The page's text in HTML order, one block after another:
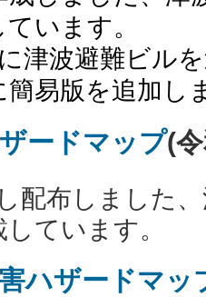
います。
津波避難ビル
易版を追加し
ードマップ(
配布しました
ています。
ハザードマッ